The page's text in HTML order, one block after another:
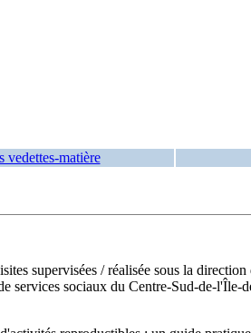
vedettes-matière
supervisées / réalisée sous la
services sociaux du Centre-Sud-de-